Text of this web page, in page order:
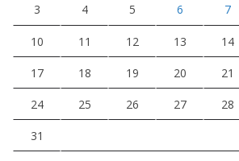
3 4 5 6 7
10 11 12 13 14
17 18 19 20 21
24 25 26 27 28
31